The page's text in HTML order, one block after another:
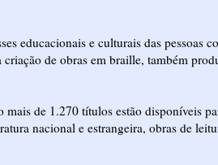
educacionais e culturais das pessoas
de obras em braille, também
de 1.270 títulos estão disponíveis
nacional e estrangeira, obras de